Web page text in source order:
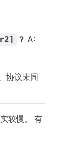
？ A:
协议未同
较慢。 有